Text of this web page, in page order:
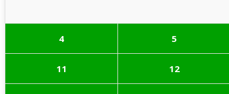
4 5
11 12